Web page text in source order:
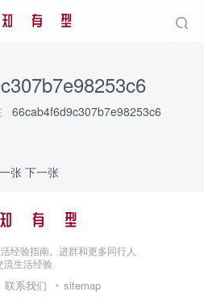
66cab4f6d9c307b7e98253c6
张 下一张
经验指南。进群和更多同行人
流生活经验
联系我们 sitemap